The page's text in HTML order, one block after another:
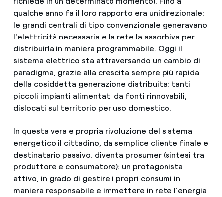
qualche anno fa il loro rapporto era unidirezionale:
le grandi centrali di tipo convenzionale generavano
l'elettricità necessaria e la rete la assorbiva per
distribuirla in maniera programmabile. Oggi il
sistema elettrico sta attraversando un cambio di
paradigma, grazie alla crescita sempre più rapida
della cosiddetta generazione distribuita: tanti
piccoli impianti alimentati da fonti rinnovabili,
dislocati sul territorio per uso domestico.
In questa vera e propria rivoluzione del sistema
energetico il cittadino, da semplice cliente finale e
destinatario passivo, diventa prosumer (sintesi tra
produttore e consumatore): un protagonista
attivo, in grado di gestire i propri consumi in
maniera responsabile e immettere in rete l'energia